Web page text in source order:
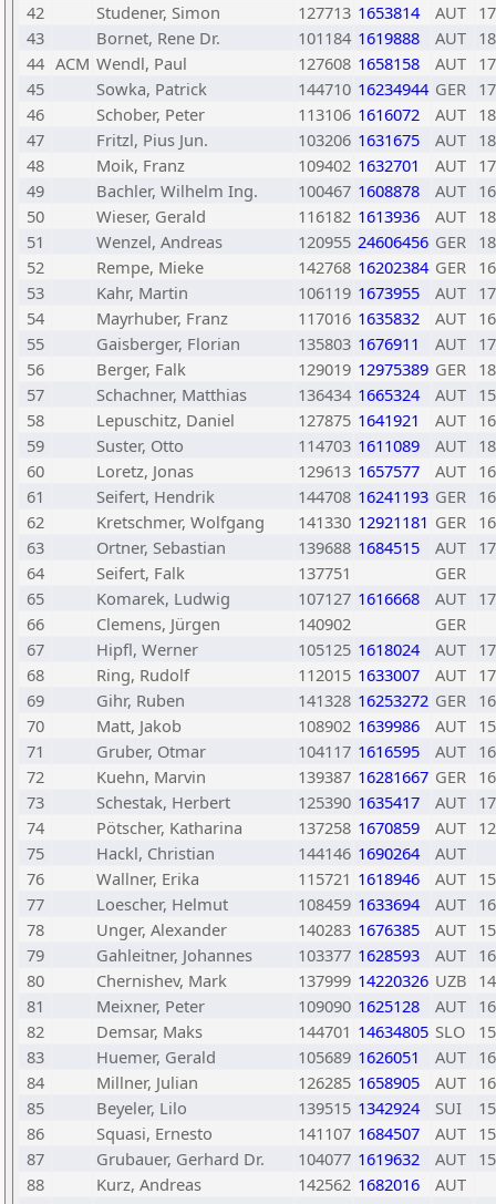
42
Studener, Simon 127713 1653814 AUT
43
Bornet, Rene Dr. 101184 1619888 AUT
44 ACM Wendl, Paul 127608 1658158 AUT
45
Sowka, Patrick 144710 16234944 GER
46
Schober, Peter 113106 1616072 AUT
47
Fritzl, Pius Jun. 103206 1631675 AUT
48
Moik, Franz 109402 1632701 AUT
49
Bachler, Wilhelm Ing. 100467 1608878 AUT
50
Wieser, Gerald 116182 1613936 AUT
51
Wenzel, Andreas 120955 24606456 GER
52
Rempe, Mieke 142768 16202384 GER
53
Kahr, Martin 106119 1673955 AUT
54
Mayrhuber, Franz 117016 1635832 AUT
55
Gaisberger, Florian 135803 1676911 AUT
56
Berger, Falk 129019 12975389 GER
57
Schachner, Matthias 136434 1665324 AUT
58
Lepuschitz, Daniel 127875 1641921 AUT
59
Suster, Otto 114703 1611089 AUT
60
Loretz, Jonas 129613 1657577 AUT
61
Seifert, Hendrik 144708 16241193 GER
62
Kretschmer, Wolfgang 141330 12921181 GER
63
Ortner, Sebastian 139688 1684515 AUT
64
Seifert, Falk 137751
GER
65
Komarek, Ludwig 107127 1616668 AUT
66
Clemens, Jürgen 140902
GER
67
Hipfl, Werner 105125 1618024 AUT
68
Ring, Rudolf 112015 1633007 AUT
69
Gihr, Ruben 141328 16253272 GER
70
Matt, Jakob 108902 1639986 AUT
71
Gruber, Otmar 104117 1616595 AUT
72
Kuehn, Marvin 139387 16281667 GER
73
Schestak, Herbert 125390 1635417 AUT
74
Pötscher, Katharina 137258 1670859 AUT
75
Hackl, Christian 144146 1690264
AUT
76
Wallner, Erika 115721 1618946 AUT
77
Loescher, Helmut 108459 1633694 AUT
78
Unger, Alexander 140283 1676385 AUT
79
Gahleitner, Johannes 103377 1628593 AUT
80
Chernishev, Mark 137999 14220326 UZB
81
Meixner, Peter 109090 1625128 AUT
82
Demsar, Maks 144701 14634805 SLO
83
Huemer, Gerald 105689 1626051 AUT
84
Millner, Julian 126285 1658905 AUT
85
Beyeler, Lilo 139515 1342924 SUI
86
Squasi, Ernesto 141107 1684507 AUT
87
Grubauer, Gerhard Dr. 104077 1619632 AUT
88
Kurz, Andreas 142562 1682016
AUT